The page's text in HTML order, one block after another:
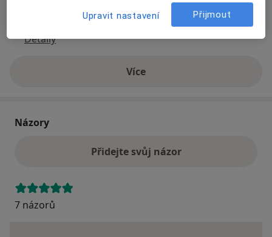
Způsoby platby (soukromé návštěvy)
Na teto adrese lékař přijímá pacienty na pojišťovnu
Detaily
Víceo adrese
Názory
Přidejte svůj názor
7 názorů
Upravit nastavení Přijmout